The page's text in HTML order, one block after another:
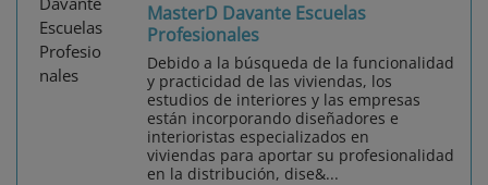
MasterD Davante Escuelas
Profesionales
Debido a la búsqueda de la funcionalidad
y practicidad de las viviendas, los
estudios de interiores y las empresas
están incorporando diseñadores e
interioristas especializados en
viviendas para aportar su profesionalidad
en la distribución, dise&...